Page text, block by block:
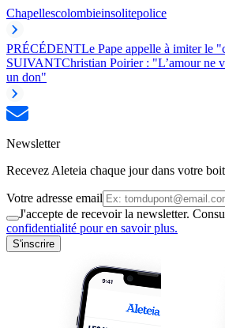
Chapellescolombieinsolitepolice
PRÉCÉDENTLe Pape appelle à imiter le
SUIVANTChristian Poirier : "L’amour ne
un don"
Newsletter
Recevez Aleteia chaque jour dans votre
Votre adresse email
J'accepte de recevoir la newsletter.
confidentialité pour en savoir plus.
S'inscrire